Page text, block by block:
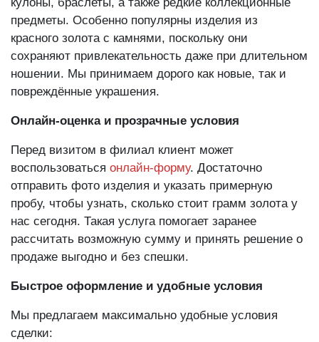
предметы. Особенно популярны изделия из
красного золота с камнями, поскольку они
сохраняют привлекательность даже при длительном
ношении. Мы принимаем дорого как новые, так и
повреждённые украшения.
Онлайн-оценка и прозрачные условия
Перед визитом в филиал клиент может
воспользоваться онлайн-форму. Достаточно
отправить фото изделия и указать примерную
пробу, чтобы узнать, сколько стоит грамм золота у
нас сегодня. Такая услуга помогает заранее
рассчитать возможную сумму и принять решение о
продаже выгодно и без спешки.
Быстрое оформление и удобные условия
Мы предлагаем максимально удобные условия
сделки: